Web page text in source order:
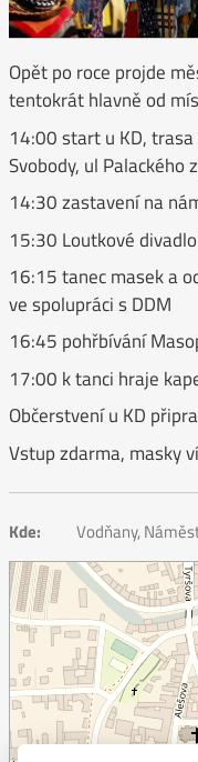
Opět po roce projde
tentokrát hlavně od
14:00 start u KD,
Svobody, ul Palackého
14:30 zastavení na
15:30 Loutkové
16:15 tanec masek a
ve spolupráci s DDM
16:45 pohřbívání
17:00 k tanci hraje
Občerstvení u KD
Vstup zdarma, masky
Kde: Vodňany,